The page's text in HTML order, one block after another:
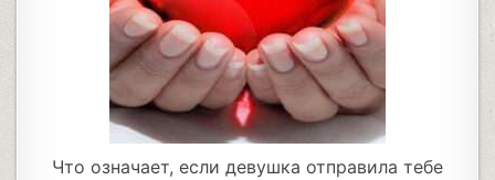
Что означает, если девушка отправила тебе